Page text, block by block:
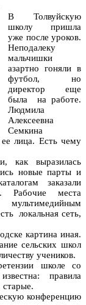
В Толвуйскую
школу пришла
уже после уроков.
Неподалеку
мальчишки
азартно гоняли в
футбол, но
директор еще
была на работе.
Людмила
Алексеевна
Семкина
ее лица. Есть чему
как выразилась
новые парты и
заказали
Рабочие места
локальная сеть,
картина иная.
сельских школ
учеников.
школе со
правила
старые.
конференцию